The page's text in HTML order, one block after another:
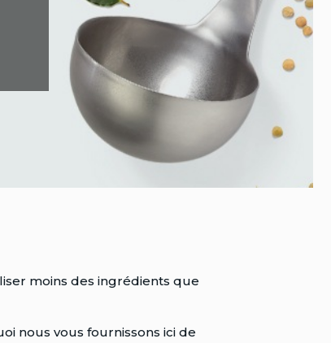
moins des ingrédients que
nous vous fournissons ici de